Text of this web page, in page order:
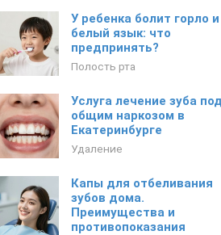
У ребенка болит горло и
белый язык: что
предпринять?
Полость рта
Услуга лечение зуба под
общим наркозом в
Екатеринбурге
Удаление
Капы для отбеливания
зубов дома.
Преимущества и
противопоказания